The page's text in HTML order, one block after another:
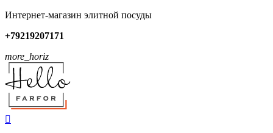
Интернет-магазин элитной посуды
+79219207171
more_horiz
